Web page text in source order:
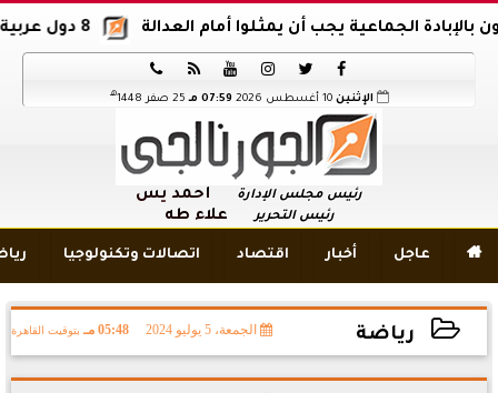
الجماعية يجب أن يمثلوا أمام العدالة






الإثنين 07:59 مـ 25 صفر 1448 هـ
رئيس مجلس الإدارة أحمد يس
رئيس التحرير علاء طه
 عاجل أخبار اقتصاد اتصالات وتكنولوجيا
رياضة الجمعة، 5 يوليو 2024 05:48 مـ بتوقيت القاهرة
2024-07-05 17:48:30